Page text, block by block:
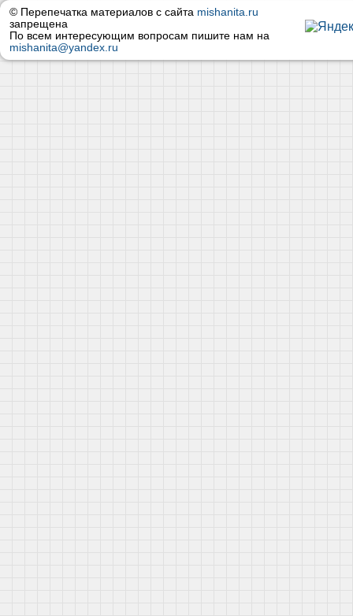
© Перепечатка материалов с сайта mishanita.ru
запрещена
По всем интересующим вопросам пишите нам на
mishanita@yandex.ru